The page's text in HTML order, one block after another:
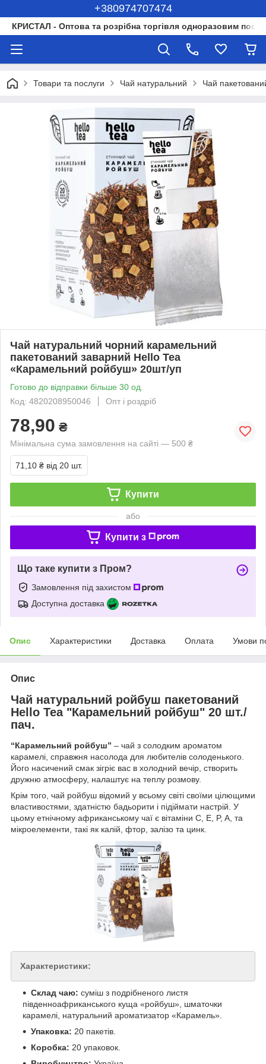
+380974707474
КРИСТАЛ - Оптова та розрібна торгівля одноразовим
Товари та послуги Чай натуральний Чай
Чай натуральний чорний карамельний
пакетований заварний Hello Tea
«Карамельний ройбуш» 20шт/уп
Готово до відправки більше 30 од.
Код: 4820208950046
Опт і роздріб
78,90 ₴
Мінімальна сума замовлення на сайті — 500 ₴
71,10 ₴ від 20 шт.
Купити
або
Купити з
Що таке купити з Пром?
Замовлення під захистом
Доступна доставка
Опис Характеристики Доставка Оплата Умови
Опис
Чай натуральний ройбуш пакетований
Hello Tea "Карамельний ройбуш" 20 шт./
пач.
“Карамельний ройбуш” – чай з солодким ароматом
карамелі, справжня насолода для любителів солоденького.
Його насичений смак зігріє вас в холодний вечір, створить
дружню атмосферу, налаштує на теплу розмову.
Крім того, чай ройбуш відомий у всьому світі своїми цілющими
властивостями, здатністю бадьорити і підіймати настрій. У
цьому етнічному африканському чаї є вітаміни C, E, P, A, та
мікроелементи, такі як калій, фтор, залізо та цинк.
Характеристики:
Склад чаю: суміш з подрібненого листя
південноафриканського куща «ройбуш», шматочки
карамелі, натуральний ароматизатор «Карамель».
Упаковка: 20 пакетів.
Коробка: 20 упаковок.